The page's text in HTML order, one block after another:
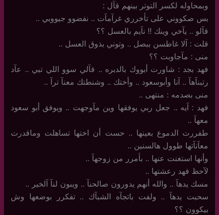
وبمحاوله لكسر التوتر بينهم قآل :
بس صكووني على تأخرري غرآمآت .. نفضوو جيووبي ..
قآلو .. يآخي وينك ‏!! نآيم بالعسل ؟؟
قلت : آلا غاطسن ببصل .. وتوني بذوق العسل ..
منى : مآجاوبت ؟؟
فهد بجد : شاورت أبووك بالدبره .. قآلي سوو اللي تبي .. عآد
رتبنآهآ .. آنا وأبوسعود .. وأختك .. وشنطتك معنآ ترآ ..
منى بصدمه : منتهى ..
فهد : آيه .. جعل ربي يوفقها وين مآوجهت .. ويوفق أبو سعود
معهآ ..
طفررت الدموع بعينها .. حست أن اختها تساهلت وماقدرت
معآنآتها طوول هالسنين ..
وأنها استغنت عنها .. بأمرر من زوجهآ ..
لآحظ فهد رعشتها ..
مسك يدهآ .. والله أنهم يدورون صالحنآ .. ويبون لنآ آلخير ..
سحبت يدهآ .. ولفت باتجآه الشبآك .. تفكرر بوضعها وش
بيكوون ؟؟